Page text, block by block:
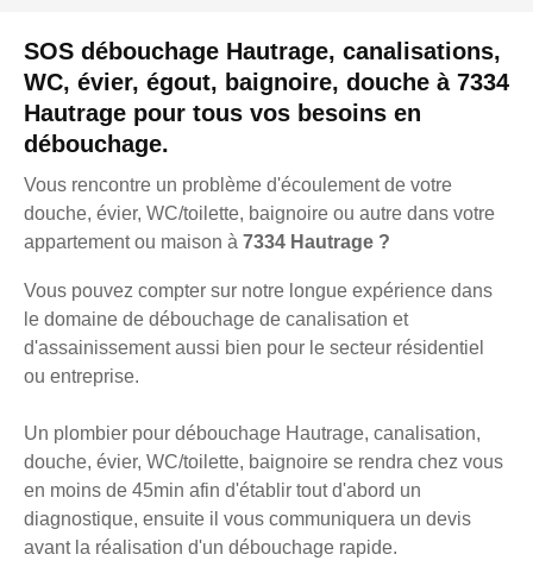
SOS débouchage Hautrage, canalisations,
WC, évier, égout, baignoire, douche à 7334
Hautrage pour tous vos besoins en
débouchage.
Vous rencontre un problème d'écoulement de votre
douche, évier, WC/toilette, baignoire ou autre dans votre
appartement ou maison à 7334 Hautrage ?
Vous pouvez compter sur notre longue expérience dans
le domaine de débouchage de canalisation et
d'assainissement aussi bien pour le secteur résidentiel
ou entreprise.
Un plombier pour débouchage Hautrage, canalisation,
douche, évier, WC/toilette, baignoire se rendra chez vous
en moins de 45min afin d'établir tout d'abord un
diagnostique, ensuite il vous communiquera un devis
avant la réalisation d'un débouchage rapide.